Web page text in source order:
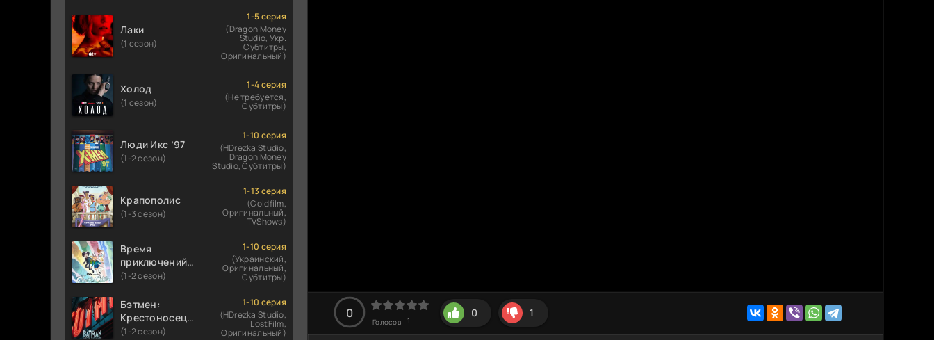
Лаки
(1 сезон)
1-5 серия
(Dragon Money
Studio, Укр.
Субтитры,
Оригинальный)
Холод
(1 сезон)
1-4 серия
(Не требуется,
Субтитры)
Люди Икс ’97
(1-2 сезон)
1-10 серия
(HDrezka Studio,
Dragon Money
Studio, Субтитры)
Крапополис
(1-3 сезон)
1-13 серия
(Coldfilm,
Оригинальный,
TVShows)
Время
приключений:
Фионна и Кейк
(1-2 сезон)
1-10 серия
(Украинский,
Оригинальный,
Субтитры)
Бэтмен:
Крестоносец в
плаще
(1-2 сезон)
1-10 серия
(HDrezka Studio,
LostFilm,
Оригинальный)
0
Голосов: 1
0 1